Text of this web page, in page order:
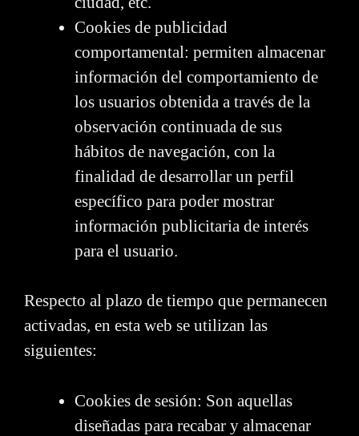
Cookies de publicidad
comportamental: permiten almacenar
información del comportamiento de
los usuarios obtenida a través de la
observación continuada de sus
hábitos de navegación, con la
finalidad de desarrollar un perfil
específico para poder mostrar
información publicitaria de interés
para el usuario.
Respecto al plazo de tiempo que permanecen
activadas, en esta web se utilizan las
siguientes:
Cookies de sesión: Son aquellas
diseñadas para recabar y almacenar